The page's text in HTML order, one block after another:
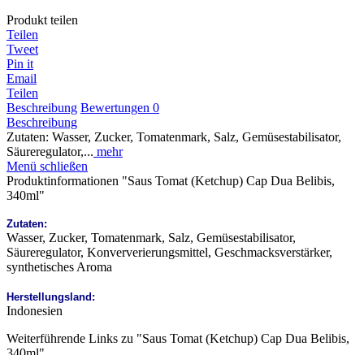
Produkt teilen
Teilen
Tweet
Pin it
Email
Teilen
Beschreibung Bewertungen 0
Beschreibung
Zutaten: Wasser, Zucker, Tomatenmark, Salz, Gemüsestabilisator,
Säureregulator,... mehr
Menü schließen
Produktinformationen "Saus Tomat (Ketchup) Cap Dua Belibis,
340ml"
Zutaten:
Wasser, Zucker, Tomatenmark, Salz, Gemüsestabilisator,
Säureregulator, Konververierungsmittel, Geschmacksverstärker,
synthetisches Aroma
Herstellungsland:
Indonesien
Weiterführende Links zu "Saus Tomat (Ketchup) Cap Dua Belibis,